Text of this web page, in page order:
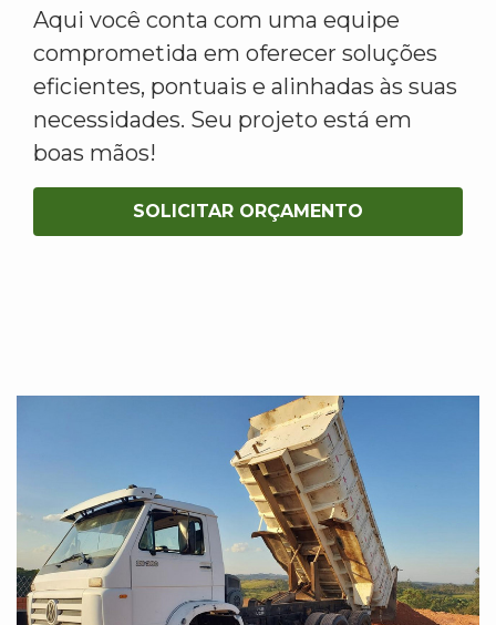
Aqui você conta com uma equipe
comprometida em oferecer soluções
eficientes, pontuais e alinhadas às suas
necessidades. Seu projeto está em
boas mãos!
SOLICITAR ORÇAMENTO